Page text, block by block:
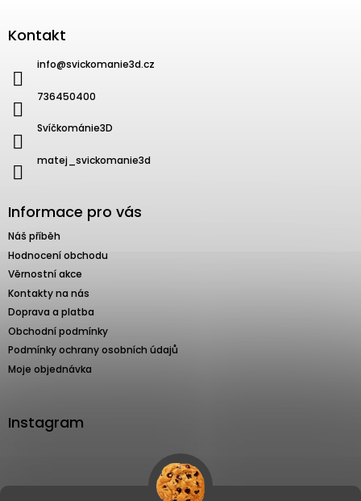
Kontakt
info@svickomanie3d.cz
736450400
Svíčkománie3D
matej_svickomanie3d
Informace pro vás
Náš příběh
Hodnocení obchodu
Věrnostní akce
Kontakty na nás
Doprava a platba
Obchodní podmínky
Podmínky ochrany osobních údajů
Moje objednávka
Instagram